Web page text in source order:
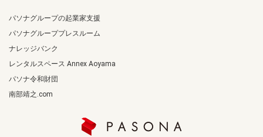
パソナグループの起業家支援
パソナグループプレスルーム
ナレッジバンク
レンタルスペース Annex Aoyama
パソナ令和財団
南部靖之.com